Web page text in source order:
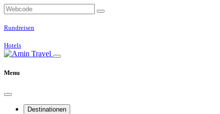
Rundreisen
Hotels
Menu
Destinationen